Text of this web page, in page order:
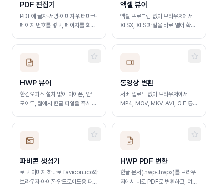
PDF 편집기
PDF에 글자·서명·이미지·워터마크·
페이지 번호를 넣고, 페이지를 회전·
처리됩니다.
엑셀 뷰어
엑셀 프로그램 없이 브라우저에서
XLSX, XLS 파일을 바로 열어 확인
HWP 뷰어
한컴오피스 설치 없이 아이폰, 안드
로이드, 웹에서 한글 파일을 즉시 읽
동영상 변환
서버 업로드 없이 브라우저에서
MP4, MOV, MKV, AVI, GIF 등으
파비콘 생성기
로고 이미지 하나로 favicon.ico와
브라우저·아이폰·안드로이드용 파비
HWP PDF 변환
한글 문서(.hwp·.hwpx)를 브라우
저에서 바로 PDF로 변환하고, 여러